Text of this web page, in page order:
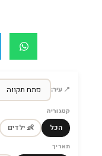
📍 עיר:
קטגוריה
הכל 👶 ילדים
תאריך